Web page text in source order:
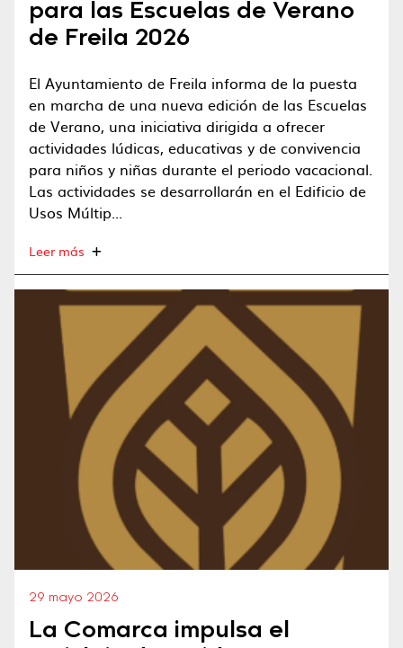
para las Escuelas de Verano
de Freila 2026
El Ayuntamiento de Freila informa de la puesta
en marcha de una nueva edición de las Escuelas
de Verano, una iniciativa dirigida a ofrecer
actividades lúdicas, educativas y de convivencia
para niños y niñas durante el periodo vacacional.
Las actividades se desarrollarán en el Edificio de
Usos Múltip...
Leer más
29 mayo 2026
La Comarca impulsa el